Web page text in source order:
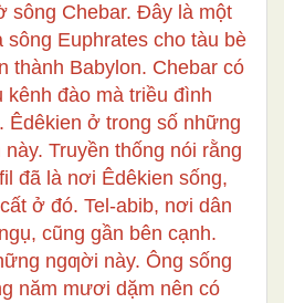
sông Chebar. Đây là một
sông Euphrates cho tàu bè
thành Babylon. Chebar có
kênh đào mà triều đình
Êdêkien ở trong số những
Truyền thống nói rằng
đã là nơi Êdêkien sống,
ở đó. Tel-abib, nơi dân
cũng gần bên cạnh.
ngƣời này. Ông sống
năm mươi dặm nên có